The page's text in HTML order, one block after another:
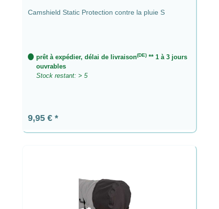
Camshield Static Protection contre la pluie S
prêt à expédier, délai de livraison(DE)** 1 à 3 jours
ouvrables
Stock restant: > 5
Prix régulier :
9,95 €